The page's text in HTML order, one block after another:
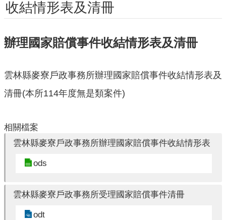
機
關
介
民
務
口
統
消
收結情形表及清冊
辦理國家賠償事件收結情形表及清冊
雲林縣麥寮戶政事務所辦理國家賠償事件收結情形表及
清冊(本所114年度無是類案件)
相關檔案
雲林縣麥寮戶政事務所辦理國家賠償事件收結情形表
ods
雲林縣麥寮戶政事務所受理國家賠償事件清冊
odt